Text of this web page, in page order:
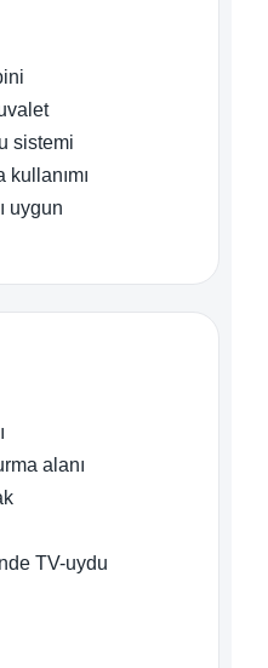
sistemi
uygun
alanı
TV-uydu